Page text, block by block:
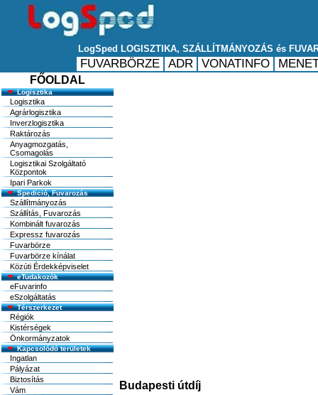
FŐOLDAL
Logisztika
Logisztika
Agrárlogisztika
Inverzlogisztika
Raktározás
Anyagmozgatás,
Csomagolás
Logisztikai Szolgáltató
Központok
Ipari Parkok
Spedició, Fuvarozás
Szállítmányozás
Szállítás, Fuvarozás
Kombinált fuvarozás
Expressz fuvarozás
Fuvarbörze
Fuvarbörze kínálat
Közúti Érdekképviselet
eTudakozók
eFuvarinfo
eSzolgáltatás
Térszerkezet
Régiók
Kistérségek
Önkormányzatok
Kapcsolódó területek
Ingatlan
Pályázat
Biztosítás
Vám
Budapesti útdíj